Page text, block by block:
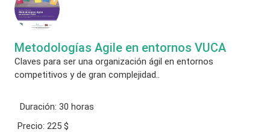
Metodologías Agile en entornos VUCA
Claves para ser una organización ágil en entornos
competitivos y de gran complejidad..
Duración: 30 horas
Precio: 225 $